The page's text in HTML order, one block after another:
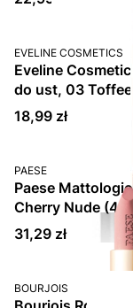
PRODUCENT
EVELINE COSMETICS
Eveline
do ust, 03 Toffee
Cena
18,99 zł
PRODUCENT
PAESE
Paese
Cherry Nude
Cena
31,29 zł
PRODUCENT
BOURJOIS